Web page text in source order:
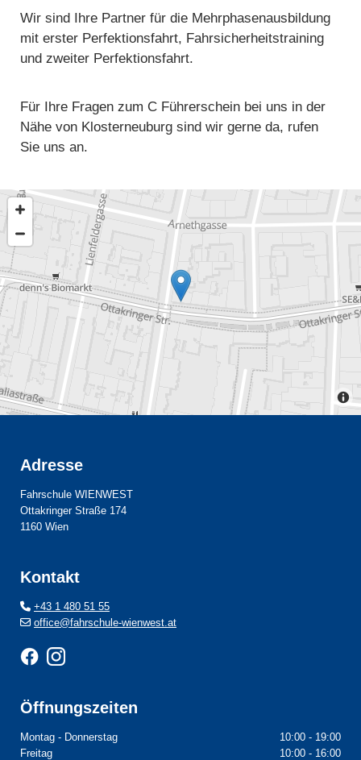
Wir sind Ihre Partner für die Mehrphasenausbildung
mit erster Perfektionsfahrt, Fahrsicherheitstraining
und zweiter Perfektionsfahrt.
Für Ihre Fragen zum C Führerschein bei uns in der
Nähe von Klosterneuburg sind wir gerne da, rufen
Sie uns an.
Adresse
Fahrschule WIENWEST
Ottakringer Straße 174
1160 Wien
Kontakt
 +43 1 480 51 55
 office@fahrschule-wienwest.at
Öffnungszeiten
Montag - Donnerstag
10:00 - 19:00
Freitag
10:00 - 16:00